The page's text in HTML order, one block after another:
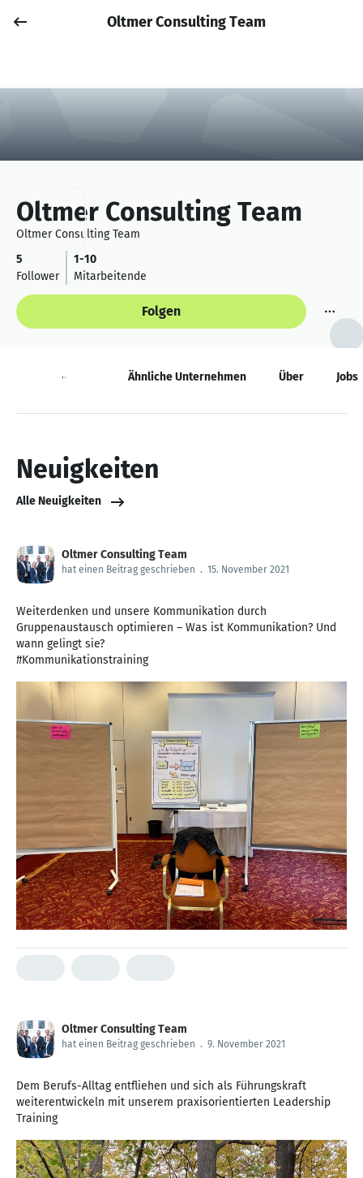
Anmelden
Oltmer Consulting Team
Oltmer Consulting Team
Oltmer Consulting Team
5
Follower
1-10
Mitarbeitende
Folgen
Neuigkeiten Ähnliche Unternehmen Über Jobs
Neuigkeiten
Alle Neuigkeiten
Oltmer Consulting Team
hat einen Beitrag geschrieben . 15. November 2021
Weiterdenken und unsere Kommunikation durch
Gruppenaustausch optimieren – Was ist Kommunikation? Und
wann gelingt sie?
#Kommunikationstraining
Oltmer Consulting Team
hat einen Beitrag geschrieben . 9. November 2021
Dem Berufs-Alltag entfliehen und sich als Führungskraft
weiterentwickeln mit unserem praxisorientierten Leadership
Training